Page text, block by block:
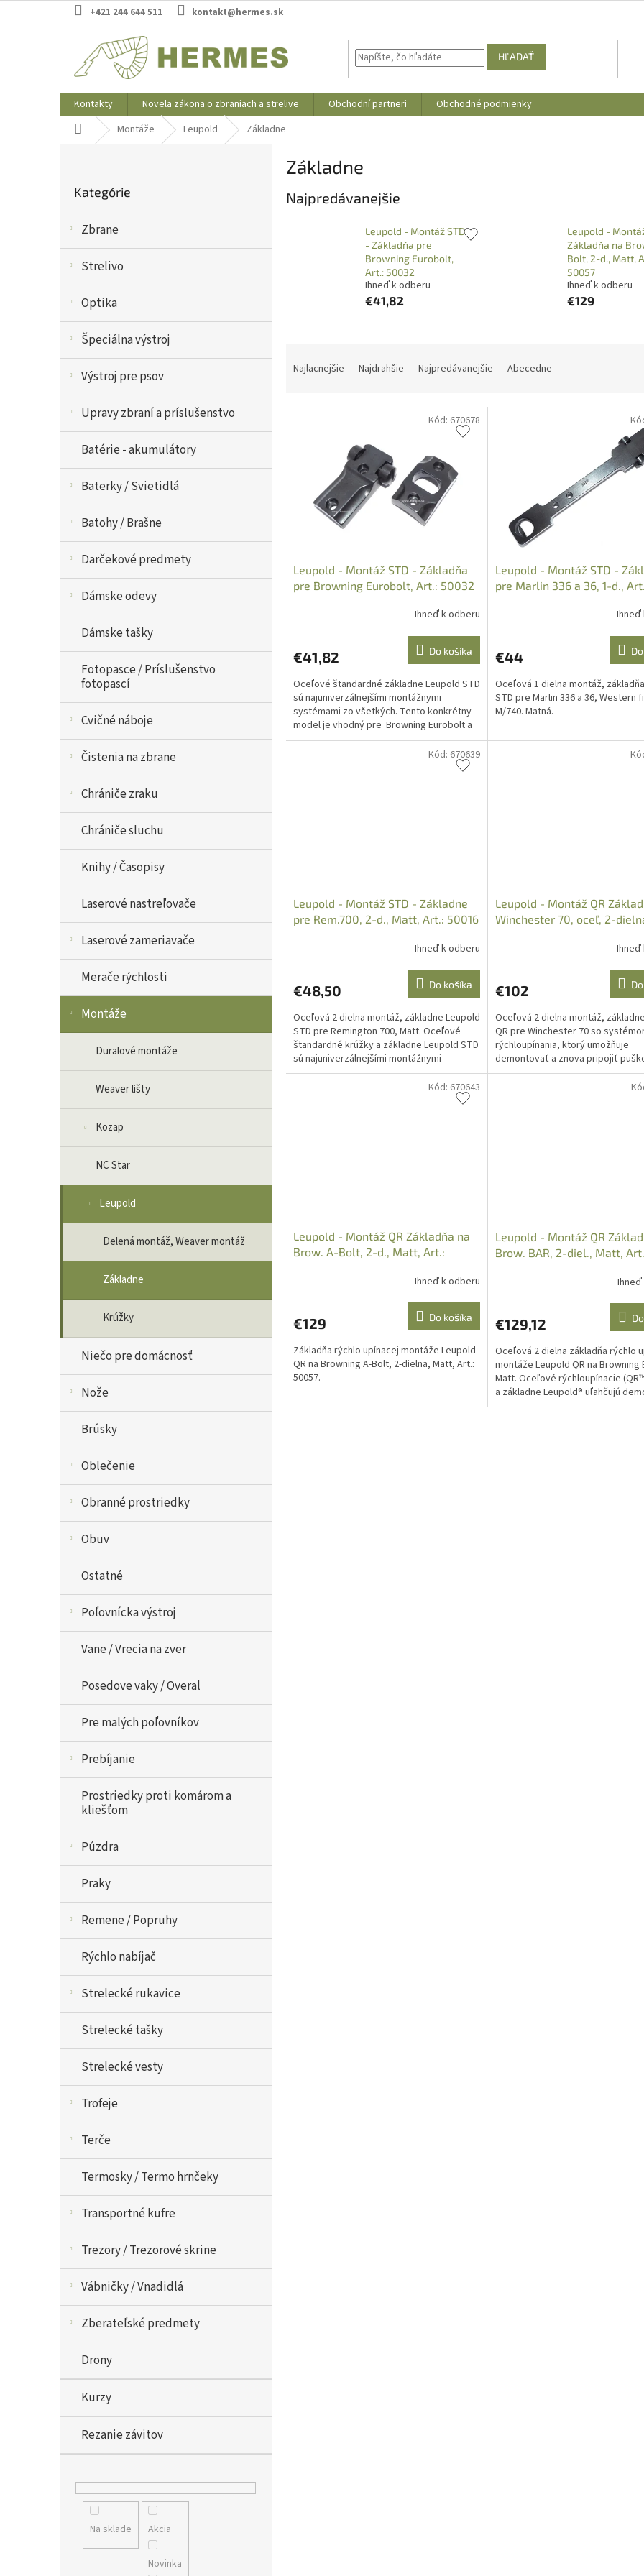
na
+421 244 644 511 kontakt@hermes.sk
HĽADAŤ
Kontakty Novela zákona o zbraniach a strelive Obchodní partneri
Obchodné podmienky
DomovMontáže Leupold Základne
a
kategórie
Kategórie
Zbrane
Strelivo
Optika
Špeciálna výstroj
Výstroj pre psov
Upravy zbraní a príslušenstvo
Batérie - akumulátory
Baterky / Svietidlá
Batohy / Brašne
Darčekové predmety
Dámske odevy
Dámske tašky
Fotopasce / Príslušenstvo
fotopascí
Cvičné náboje
Čistenia na zbrane
Chrániče zraku
Chrániče sluchu
Knihy / Časopisy
Laserové nastreľovače
Laserové zameriavače
Merače rýchlosti
Montáže
Duralové montáže
Weaver lišty
Kozap
NC Star
Leupold
Delená montáž, Weaver montáž
Základne
Krúžky
Niečo pre domácnosť
Nože
Brúsky
Oblečenie
Obranné prostriedky
Obuv
Ostatné
Poľovnícka výstroj
Vane / Vrecia na zver
Posedove vaky / Overal
Pre malých poľovníkov
Prebíjanie
Prostriedky proti komárom a
kliešťom
Púzdra
Praky
Remene / Popruhy
Rýchlo nabíjač
Strelecké rukavice
Strelecké tašky
Strelecké vesty
Trofeje
Terče
Termosky / Termo hrnčeky
Transportné kufre
Trezory / Trezorové skrine
Vábničky / Vnadidlá
Zberateľské predmety
Drony
Kurzy
Rezanie závitov
Na sklade Akcia
Novinka
Základne
Najpredávanejšie
Leupold - Montáž STD
- Základňa pre
Browning Eurobolt,
Art.: 50032
Ihneď k odberu
€41,82
Leupold -
Základňa na
Bolt, 2-d., Matt,
50057
Ihneď k odberu
€129
Najlacnejšie Najdrahšie Najpredávanejšie Abecedne
p
Leupold - Montáž STD - Základňa
pre Browning Eurobolt, Art.: 50032
Ihneď k odberu
€41,82 Do košíka
Oceľové štandardné základne Leupold STD
sú najuniverzálnejšími montážnymi
systémami zo všetkých. Tento konkrétny
model je vhodný pre Browning Eurobolt a
je perfektnou...
Kód: 670678
Leupold - Montáž STD -
pre Marlin 336 a 36, 1-d.,
Ihneď
€44
Oceľová 1 dielna montáž,
STD pre Marlin 336 a 36, Western
M/740. Matná.
Leupold - Montáž STD - Základne
pre Rem.700, 2-d., Matt, Art.: 50016
Ihneď k odberu
€48,50 Do košíka
Oceľová 2 dielna montáž, základne Leupold
STD pre Remington 700, Matt. Oceľové
štandardné krúžky a základne Leupold STD
sú najuniverzálnejšími montážnymi
systémami zo...
Kód: 670639
Leupold - Montáž QR
Winchester 70, oceľ, 2-
Ihneď
€102
Oceľová 2 dielna montáž,
QR pre Winchester 70 so
rýchloupínania, ktorý umožňuje
demontovať a znova pripojiť
zachovaním nulového...
Leupold - Montáž QR Základňa na
Brow. A-Bolt, 2-d., Matt, Art.:
Ihneď k odberu
€129 Do košíka
Základňa rýchlo upínacej montáže Leupold
QR na Browning A-Bolt, 2-dielna, Matt, Art.:
50057.
Kód: 670643
Leupold - Montáž QR
Brow. BAR, 2-diel., Matt,
€129,12
Oceľová 2 dielna základňa rýchlo
montáže Leupold QR na Browning
Matt. Oceľové rýchloupínacie
a základne Leupold® uľahčujú